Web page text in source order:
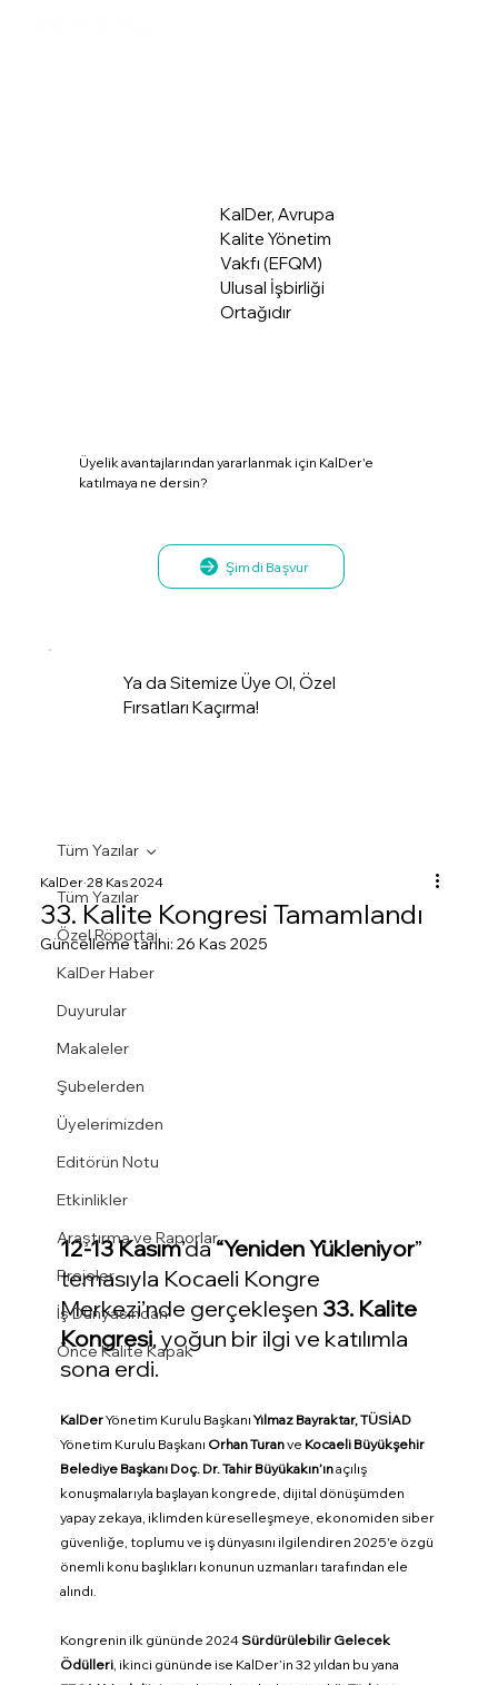
KalDer, Avrupa
Kalite Yönetim
Vakfı (EFQM)
Ulusal İşbirliği
Ortağıdır
Tüm Yazılar
Özel Röportaj
KalDer Haber
Duyurular
Makaleler
Şubelerden
Üyelerimizden
Editörün Notu
Etkinlikler
Araştırma ve Raporlar
Projeler
İş Dünyasından
Önce Kalite Kapak
Tüm Yazılar
33. Kalite Kongresi Tamamlandı
KalDer 28 Kas 2024
Güncelleme tarihi: 26 Kas 2025
12-13 Kasım’da “Yeniden Yükleniyor”
temasıyla Kocaeli Kongre
Merkezi’nde gerçekleşen 33. Kalite
Kongresi, yoğun bir ilgi ve katılımla
sona erdi.
KalDer Yönetim Kurulu Başkanı Yılmaz Bayraktar,TÜSİAD
Yönetim Kurulu Başkanı Orhan Turan ve Kocaeli Büyükşehir
Belediye Başkanı Doç. Dr. Tahir Büyükakın’ın açılış
konuşmalarıyla başlayan kongrede, dijital dönüşümden
yapay zekaya, iklimden küreselleşmeye, ekonomiden siber
güvenliğe, toplumu ve iş dünyasını ilgilendiren 2025'e özgü
önemli konu başlıkları konunun uzmanları tarafından ele
alındı.
Kongrenin ilk gününde 2024 Sürdürülebilir Gelecek
Ödülleri, ikinci gününde ise KalDer’in 32 yıldan bu yana
Üyelik avantajlarından yararlanmak için KalDer'e
katılmaya ne dersin?
Şimdi Başvur
Ya da Sitemize Üye Ol, Özel
Fırsatları Kaçırma!